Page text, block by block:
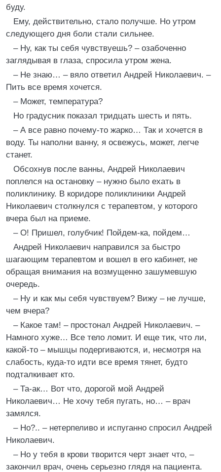
буду.
Ему, действительно, стало получше. Но утром
следующего дня боли стали сильнее.
– Ну, как ты себя чувствуешь? – озабоченно
заглядывая в глаза, спросила утром жена.
– Не знаю… – вяло ответил Андрей Николаевич. –
Пить все время хочется.
– Может, температура?
Но градусник показал тридцать шесть и пять.
– А все равно почему-то жарко… Так и хочется в
воду. Ты наполни ванну, я освежусь, может, легче
станет.
Обсохнув после ванны, Андрей Николаевич
поплелся на остановку – нужно было ехать в
поликлинику. В коридоре поликлиники Андрей
Николаевич столкнулся с терапевтом, у которого
вчера был на приеме.
– О! Пришел, голубчик! Пойдем-ка, пойдем…
Андрей Николаевич направился за быстро
шагающим терапевтом и вошел в его кабинет, не
обращая внимания на возмущенно зашумевшую
очередь.
– Ну и как мы себя чувствуем? Вижу – не лучше,
чем вчера?
– Какое там! – простонал Андрей Николаевич. –
Намного хуже… Все тело ломит. И еще тик, что ли,
какой-то – мышцы подергиваются, и, несмотря на
слабость, куда-то идти все время тянет, будто
подталкивает кто.
– Та-ак… Вот что, дорогой мой Андрей
Николаевич… Не хочу тебя пугать, но… – врач
замялся.
– Но?.. – нетерпеливо и испуганно спросил Андрей
Николаевич.
– Но у тебя в крови творится черт знает что, –
закончил врач, очень серьезно глядя на пациента.